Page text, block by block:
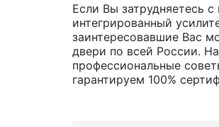
Если Вы затрудняетесь
интегрированный
заинтересовавшие Вас
двери по всей России.
профессиональные
гарантируем 100%